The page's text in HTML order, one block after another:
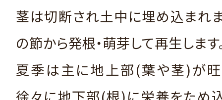
茎は切断され土中に埋め込まれ
の節から発根・萌芽して再生します
夏季は主に地上部(葉や茎)が旺